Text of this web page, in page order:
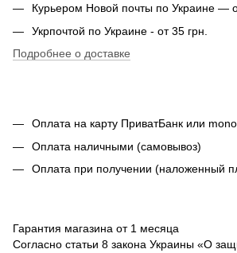
Курьером Новой почты по Украине —
Укрпочтой по Украине - от 35 грн.
Подробнее о доставке
Оплата на карту ПриватБанк или
Оплата наличными (самовывоз)
Оплата при получении (наложенный
Гарантия магазина от 1 месяца
Согласно статьи 8 закона Украины «О